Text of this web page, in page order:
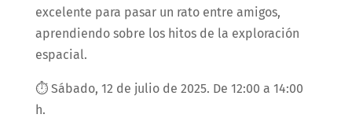
excelente para pasar un rato entre amigos,
aprendiendo sobre los hitos de la exploración
espacial.
⏱️ Sábado, 12 de julio de 2025. De 12:00 a 14:00
h.